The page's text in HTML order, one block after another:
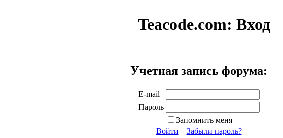
Teacode.com: Вход
Учетная запись форума:
E-mail
Пароль
Запомнить меня
Войти
Забыли пароль?